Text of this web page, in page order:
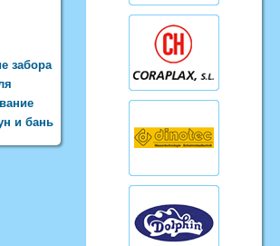
забора
и бань